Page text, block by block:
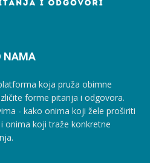
NAMA
koja pruža obimne
forme pitanja i odgovora.
- kako onima koji žele proširiti
onima koji traže konkretne